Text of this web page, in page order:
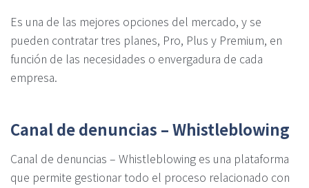
Es una de las mejores opciones del mercado, y se
pueden contratar tres planes, Pro, Plus y Premium, en
función de las necesidades o envergadura de cada
empresa.
Canal de denuncias – Whistleblowing
Canal de denuncias – Whistleblowing es una plataforma
que permite gestionar todo el proceso relacionado con